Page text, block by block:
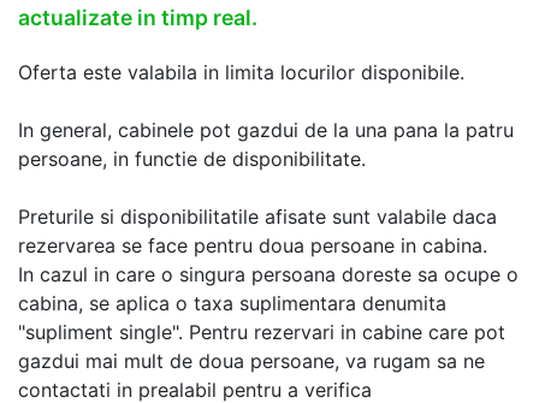
actualizate in timp real.
Oferta este valabila in limita locurilor disponibile.
In general, cabinele pot gazdui de la una pana la patru
persoane, in functie de disponibilitate.
Preturile si disponibilitatile afisate sunt valabile daca
rezervarea se face pentru doua persoane in cabina.
In cazul in care o singura persoana doreste sa ocupe o
cabina, se aplica o taxa suplimentara denumita
"supliment single". Pentru rezervari in cabine care pot
gazdui mai mult de doua persoane, va rugam sa ne
contactati in prealabil pentru a verifica